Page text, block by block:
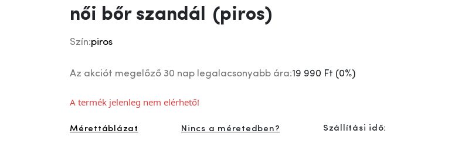
női bőr szandál (piros)
Szín:piros
Az akciót megelőző 30 nap legalacsonyabb ára:19 990 Ft (0%)
A termék jelenleg nem elérhető!
Mérettáblázat Nincs a méretedben? Szállítási idő: